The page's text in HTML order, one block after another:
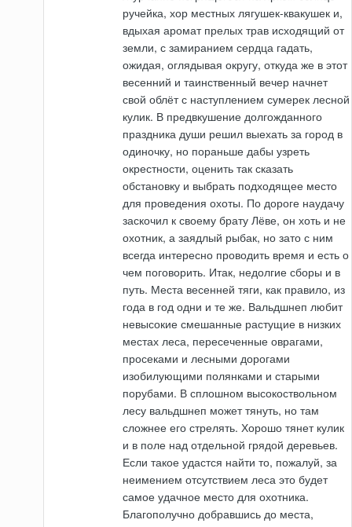
ручейка, хор местных лягушек-квакушек и,
вдыхая аромат прелых трав исходящий от
земли, с замиранием сердца гадать,
ожидая, оглядывая округу, откуда же в этот
весенний и таинственный вечер начнет
свой облёт с наступлением сумерек лесной
кулик. В предвкушение долгожданного
праздника души решил выехать за город в
одиночку, но пораньше дабы узреть
окрестности, оценить так сказать
обстановку и выбрать подходящее место
для проведения охоты. По дороге наудачу
заскочил к своему брату Лёве, он хоть и не
охотник, а заядлый рыбак, но зато с ним
всегда интересно проводить время и есть о
чем поговорить. Итак, недолгие сборы и в
путь. Места весенней тяги, как правило, из
года в год одни и те же. Вальдшнеп любит
невысокие смешанные растущие в низких
местах леса, пересеченные оврагами,
просеками и лесными дорогами
изобилующими полянками и старыми
порубами. В сплошном высокоствольном
лесу вальдшнеп может тянуть, но там
сложнее его стрелять. Хорошо тянет кулик
и в поле над отдельной грядой деревьев.
Если такое удастся найти то, пожалуй, за
неимением отсутствием леса это будет
самое удачное место для охотника.
Благополучно добравшись до места,